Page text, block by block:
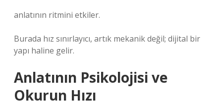
anlatının ritmini etkiler.
Burada hız sınırlayıcı, artık mekanik değil; dijital bir
yapı haline gelir.
Anlatının Psikolojisi ve
Okurun Hızı